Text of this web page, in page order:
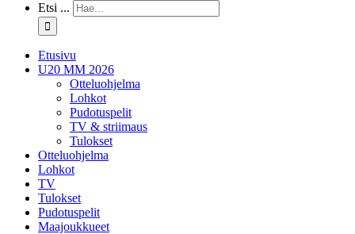
Etsi ...
Etusivu
U20 MM 2026
Otteluohjelma
Lohkot
Pudotuspelit
TV & striimaus
Tulokset
Otteluohjelma
Lohkot
TV
Tulokset
Pudotuspelit
Maajoukkueet